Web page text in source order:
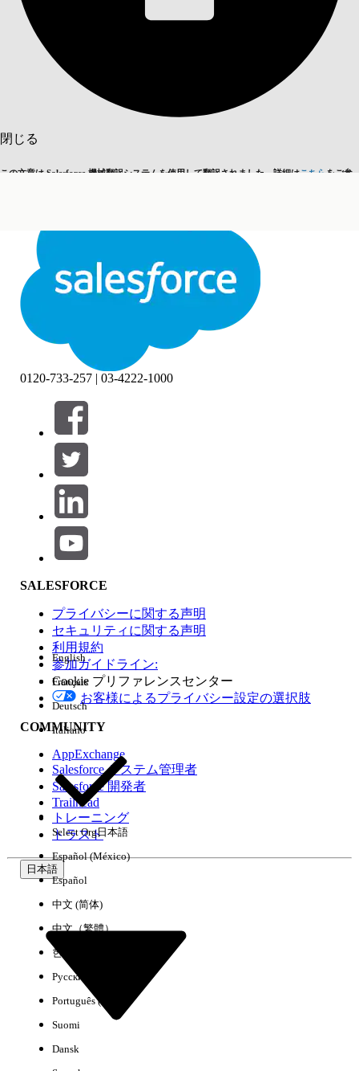
閉じる
この文章は Salesforce 機械翻訳システムを使用して翻訳されました。詳細はこちら をご参
閉じる 閉じる
絞り込み条件 (0)
絞り込み条件を選択
製品エリア
機能の影響
エディション
環境
0120-733-257 | 03-4222-1000
SALESFORCE
プライバシーに関する声明
セキュリティに関する声明
利用規約
参加ガイドライン:
Cookie プリファレンスセンター
お客様によるプライバシー設定の選択肢
COMMUNITY
AppExchange
Salesforce システム管理者
Salesforce 開発者
Trailhead
トレーニング
トラスト
日本語
English
Français
Deutsch
Italiano
Select Org日本語
Español (México)
Español
中文 (简体)
中文（繁體）
한국어
Русский
Português (Brasil)
Suomi
Dansk